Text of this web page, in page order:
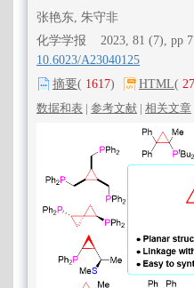
张艳东, 朱守非
化学学报 2023, 81 (7), pp
10.6023/A23040125
摘要( 1617) HTML( 27
数据和表 | 参考文献 | 相关文章